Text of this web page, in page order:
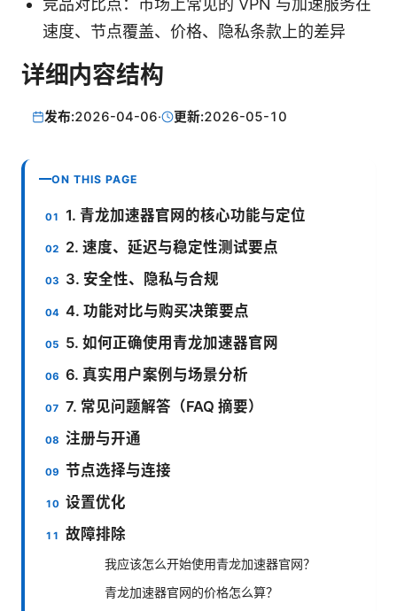
竞品对比点：市场上常见的 VPN 与加速服务在
速度、节点覆盖、价格、隐私条款上的差异
详细内容结构
发布:2026-04-06· 更新:2026-05-10
ON THIS PAGE
1. 青龙加速器官网的核心功能与定位
2. 速度、延迟与稳定性测试要点
3. 安全性、隐私与合规
4. 功能对比与购买决策要点
5. 如何正确使用青龙加速器官网
6. 真实用户案例与场景分析
7. 常见问题解答（FAQ 摘要）
注册与开通
节点选择与连接
设置优化
故障排除
我应该怎么开始使用青龙加速器官网？
青龙加速器官网的价格怎么算？